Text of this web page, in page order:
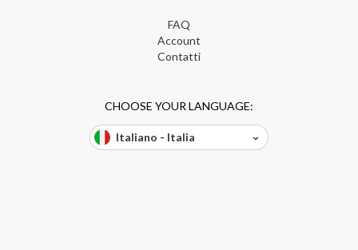
FAQ
Account
Contatti
CHOOSE YOUR LANGUAGE:
Italiano - Italia